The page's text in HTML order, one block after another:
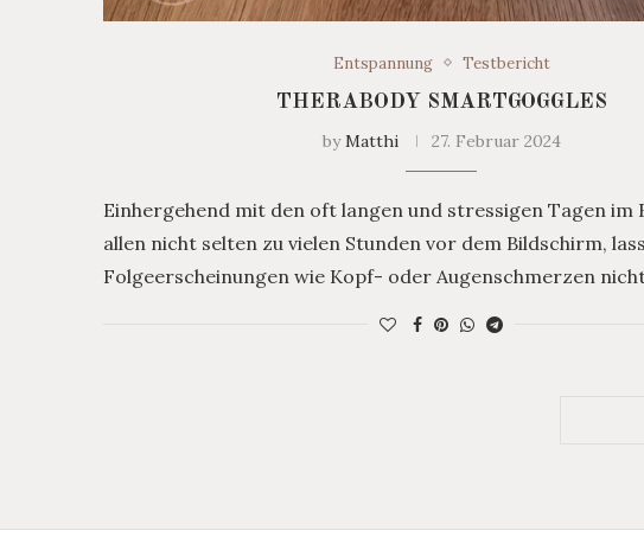
Entspannung Testbericht
THERABODY SMARTGOGGLES
byMatthi 27. Februar 2024
Einhergehend mit den oft langen und stressigen Tagen im
allen nicht selten zu vielen Stunden vor dem Bildschirm,
Folgeerscheinungen wie Kopf- oder Augenschmerzen